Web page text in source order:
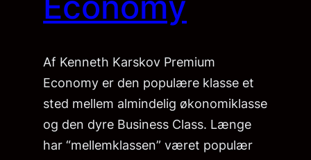
Af Kenneth Karskov Premium
Economy er den populære klasse et
sted mellem almindelig økonomiklasse
og den dyre Business Class. Længe
har “mellemklassen” været populær